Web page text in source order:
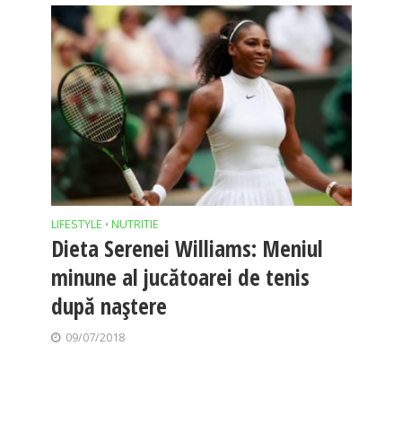
LIFESTYLE • NUTRITIE
Dieta Serenei Williams: Meniul
minune al jucătoarei de tenis
după naștere
09/07/2018